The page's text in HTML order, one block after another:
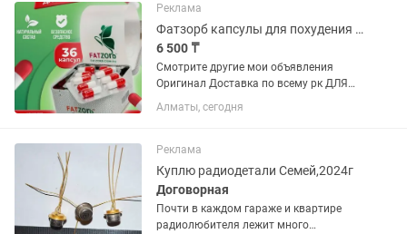
веществ в организме, ведь его
компоненты...
Реклама
Фатзорб капсулы для похудения оригинал
6 500 ₸
Смотрите другие мои объявления
Оригинал Доставка по всему рк ДЛЯ
ТЯЖЕЛО ХУДЕЮЩИХ 100%
ОРИГИНАЛ. Fatzorb ❤️ Цена 6500 за 1
тг И так ,что такое фатзорб и как он...
Алматы, сегодня
Реклама
Куплю радиодетали Семей,2024г
Договорная
Почти в каждом гараже и квартире
радиолюбителя лежит много